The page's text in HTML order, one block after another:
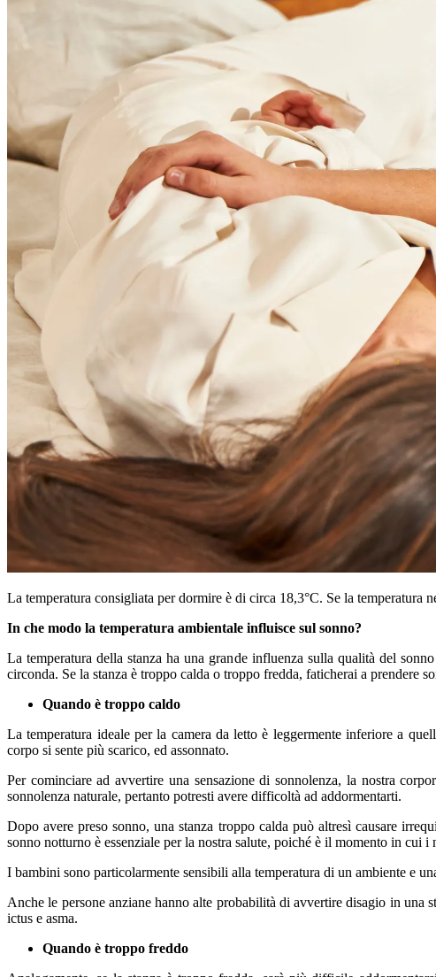
La temperatura consigliata per dormire è di circa 18,3°C. Se la temperatura
In che modo la temperatura ambientale influisce sul sonno?
La temperatura della stanza ha una grande influenza sulla qualità del
circonda. Se la stanza è troppo calda o troppo fredda, faticherai a prendere
Quando è troppo caldo
La temperatura ideale per la camera da letto è leggermente inferiore a
corpo si sente più scarico, ed assonnato.
Per cominciare ad avvertire una sensazione di sonnolenza, la nostra
sonnolenza naturale, pertanto potresti avere difficoltà ad addormentarti.
Dopo avere preso sonno, una stanza troppo calda può altresì causare
sonno notturno è essenziale per la nostra salute, poiché è il momento in cui
I bambini sono particolarmente sensibili alla temperatura di un ambiente e
Anche le persone anziane hanno alte probabilità di avvertire disagio in
ictus e asma.
Quando è troppo freddo